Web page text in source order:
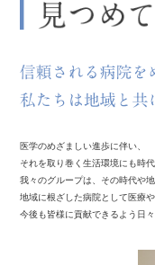
医学のめざましい進歩に伴い、
それを取り巻く生活環境にも時
我々のグループは、その時代や
地域に根ざした病院として医療
今後も皆様に貢献できるよう日